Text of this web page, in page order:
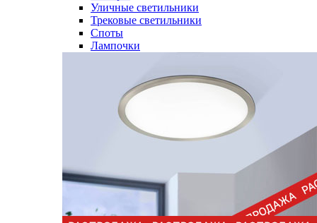
Уличные светильники
Трековые светильники
Споты
Лампочки